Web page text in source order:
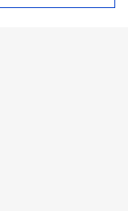
Kunchacko